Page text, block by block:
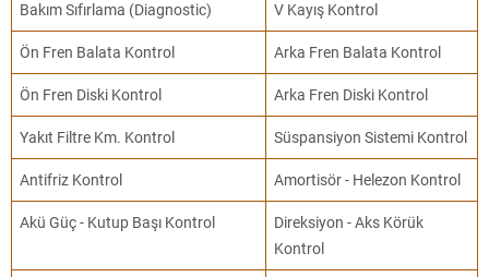
Bakım Sıfırlama (Diagnostic) V Kayış Kontrol
Ön Fren Balata Kontrol Arka Fren Balata Kontrol
Ön Fren Diski Kontrol Arka Fren Diski Kontrol
Yakıt Filtre Km. Kontrol Süspansiyon Sistemi Kontrol
Antifriz Kontrol Amortisör - Helezon Kontrol
Akü Güç - Kutup Başı Kontrol
Direksiyon - Aks Körük
Kontrol